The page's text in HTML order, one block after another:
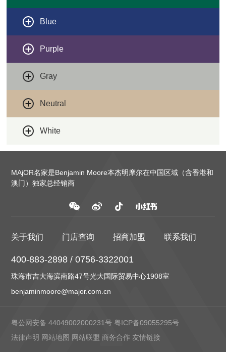
Blue
Purple
Gray
Neutral
White
MAjOR名家是Benjamin Moore本杰明摩尔在中国区域（含香港和
澳门）独家总经销商
关于我们 门店查询 招商加盟 联系我们
400-883-2898 / 0756-3322001
珠海市吉大海滨南路47号光大国际贸易中心1908室
benjaminmoore@major.com.cn
粤公网安备 44049002000231号 粤ICP备09055295号
法律声明 网站地图 网站联盟 商务合作 友情链接